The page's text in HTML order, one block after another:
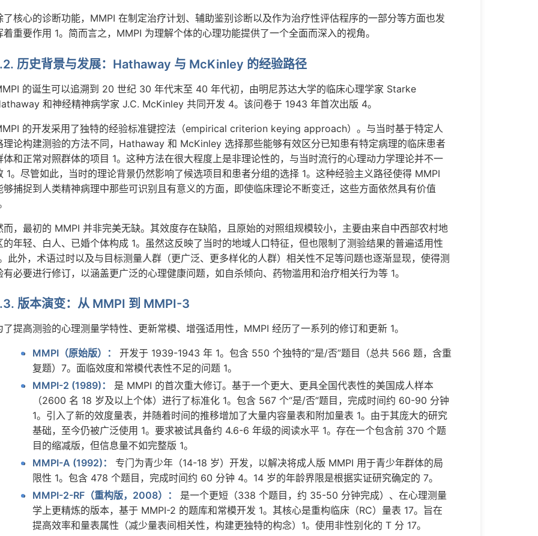
了核心的诊断功能，MMPI 在制定治疗计划、辅助鉴别诊断以及作为治疗性评估程序的一部分等方面也发
着重要作用 1。简而言之，MMPI 为理解个体的心理功能提供了一个全面而深入的视角。
历史背景与发展：Hathaway 与 McKinley 的经验路径
的诞生可以追溯到 20 世纪 30 年代末至 40 年代初，由明尼苏达大学的临床心理学家 Starke
和神经精神病学家 J.C. McKinley 共同开发 4。该问卷于 1943 年首次出版 4。
的开发采用了独特的经验标准键控法（empirical criterion keying approach）。与当时基于特定人
理论构建测验的方法不同，Hathaway 和 McKinley 选择那些能够有效区分已知患有特定病理的临床患者
体和正常对照群体的项目 1。这种方法在很大程度上是非理论性的，与当时流行的心理动力学理论并不一
1。尽管如此，当时的理论背景仍然影响了候选项目和患者分组的选择 1。这种经验主义路径使得 MMPI
够捕捉到人类精神病理中那些可识别且有意义的方面，即使临床理论不断变迁，这些方面依然具有价值
而，最初的 MMPI 并非完美无缺。其效度存在缺陷，且原始的对照组规模较小，主要由来自中西部农村地
的年轻、白人、已婚个体构成 1。虽然这反映了当时的地域人口特征，但也限制了测验结果的普遍适用性
此外，术语过时以及与目标测量人群（更广泛、更多样化的人群）相关性不足等问题也逐渐显现，使得测
有必要进行修订，以涵盖更广泛的心理健康问题，如自杀倾向、药物滥用和治疗相关行为等 1。
版本演变：从 MMPI 到 MMPI-3
了提高测验的心理测量学特性、更新常模、增强适用性，MMPI 经历了一系列的修订和更新 1。
MMPI（原始版）：
开发于 1939-1943 年 1。包含 550 个独特的“是/否”题目（总共 566 题，含重
复题）7。面临效度和常模代表性不足的问题 1。
MMPI-2 (1989)：
是 MMPI 的首次重大修订。基于一个更大、更具全国代表性的美国成人样本
（2600 名 18 岁及以上个体）进行了标准化 1。包含 567 个“是/否”题目，完成时间约 60-90 分钟
1。引入了新的效度量表，并随着时间的推移增加了大量内容量表和附加量表 1。由于其庞大的研究
基础，至今仍被广泛使用 1。要求被试具备约 4.6-6 年级的阅读水平 1。存在一个包含前 370 个题
目的缩减版，但信息量不如完整版 1。
MMPI-A (1992)：
专门为青少年（14-18 岁）开发，以解决将成人版 MMPI 用于青少年群体的局
限性 1。包含 478 个题目，完成时间约 60 分钟 4。14 岁的年龄界限是根据实证研究确定的 7。
MMPI-2-RF（重构版，2008）：
是一个更短（338 个题目，约 35-50 分钟完成）、在心理测量
学上更精炼的版本，基于 MMPI-2 的题库和常模开发 1。其核心是重构临床（RC）量表 17。旨在
提高效率和量表属性（减少量表间相关性，构建更独特的构念）1。使用非性别化的 T 分 17。